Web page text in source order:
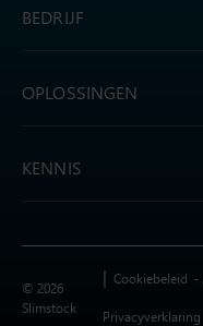
BEDRIJF
OPLOSSINGEN
KENNIS
© 2026
Slimstock
Cookiebeleid
Privacyverklaring